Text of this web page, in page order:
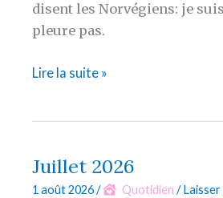
disent les Norvégiens: je
pleure pas.
La
#441
Lire la suite »
Juillet 2026
1 août 2026/ Quotidien /